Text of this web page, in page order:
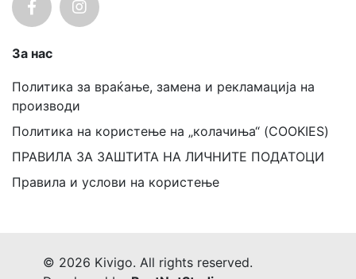
За нас
Политика за враќање, замена и рекламација на
производи
Политика на користење на „колачиња“ (COOKIES)
ПРАВИЛА ЗА ЗАШТИТА НА ЛИЧНИТЕ ПОДАТОЦИ
Правила и услови на користење
© 2026 Kivigo. All rights reserved.